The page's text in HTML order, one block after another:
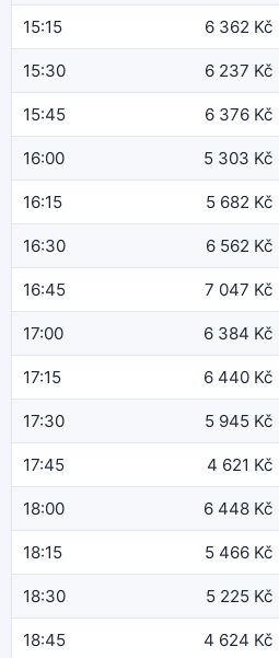
15:15 6 362 Kč
15:30 6 237 Kč
15:45 6 376 Kč
16:00 5 303 Kč
16:15 5 682 Kč
16:30 6 562 Kč
16:45 7 047 Kč
17:00 6 384 Kč
17:15 6 440 Kč
17:30 5 945 Kč
17:45 4 621 Kč
18:00 6 448 Kč
18:15 5 466 Kč
18:30 5 225 Kč
18:45 4 624 Kč